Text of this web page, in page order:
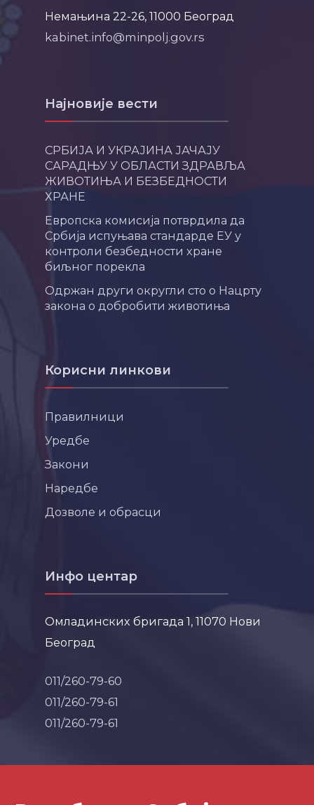
Немањина 22-26, 11000 Београд
kabinet.info@minpolj.gov.rs
Најновије вести
СРБИЈА И УКРАЈИНА ЈАЧАЈУ
САРАДЊУ У ОБЛАСТИ ЗДРАВЉА
ЖИВОТИЊА И БЕЗБЕДНОСТИ
ХРАНЕ
Европска комисија потврдила да
Србија испуњава стандарде ЕУ у
контроли безбедности хране
биљног порекла
Одржан други округли сто о Нацрту
закона о добробити животиња
Корисни линкови
Правилници
Уредбе
Закони
Наредбе
Дозволе и обрасци
Инфо центар
Омладинских бригада 1, 11070 Нови
Београд
011/260-79-60
011/260-79-61
011/260-79-61